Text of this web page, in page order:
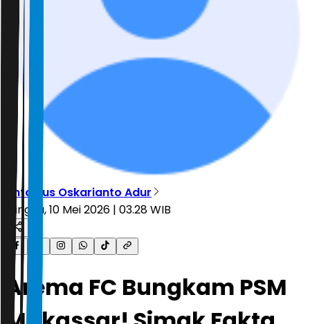
Antonius Oskarianto Adur
Minggu, 10 Mei 2026 | 03.28 WIB
Arema FC Bungkam PSM